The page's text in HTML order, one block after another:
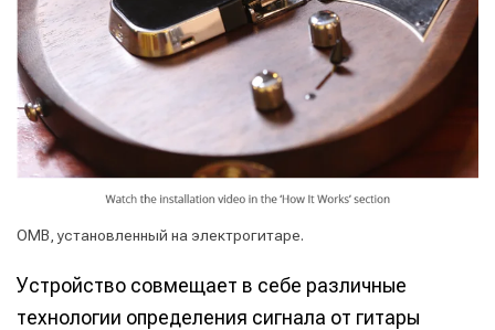
OMB, установленный на электрогитаре.
Устройство совмещает в себе различные
технологии определения сигнала от гитары